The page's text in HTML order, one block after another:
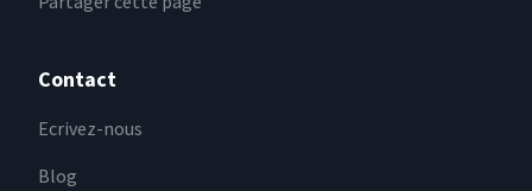
Contact
Ecrivez-nous
Blog